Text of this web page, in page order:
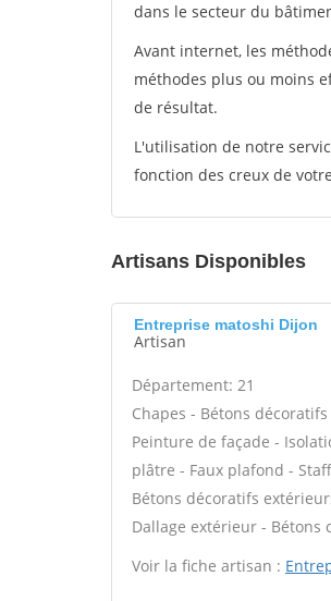
dans le secteur du
Avant internet, les
méthodes plus ou moins
de résultat.
L'utilisation de notre
fonction des creux de
Artisans Disponibles
Entreprise matoshi Dijon
Artisan
Département: 21
Chapes - Bétons
Peinture de façade -
plâtre - Faux plafond -
Bétons décoratifs
Dallage extérieur - Bétons
Voir la fiche artisan :